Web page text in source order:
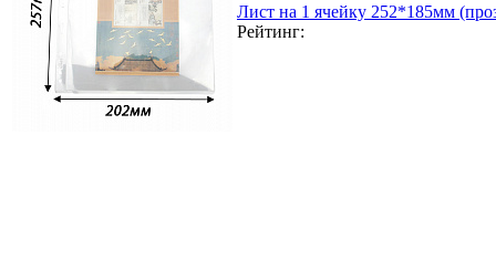
Лист на 1 ячейку 252*185мм
Рейтинг: